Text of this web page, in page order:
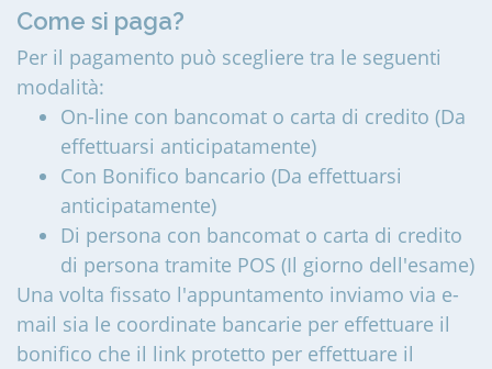
Come si paga?
Per il pagamento può scegliere tra le seguenti
modalità:
On-line con bancomat o carta di credito (Da
effettuarsi anticipatamente)
Con Bonifico bancario (Da effettuarsi
anticipatamente)
Di persona con bancomat o carta di credito
di persona tramite POS (Il giorno dell'esame)
Una volta fissato l'appuntamento inviamo via e-
mail sia le coordinate bancarie per effettuare il
bonifico che il link protetto per effettuare il